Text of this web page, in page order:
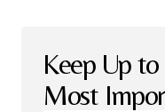
Keep Up
Most